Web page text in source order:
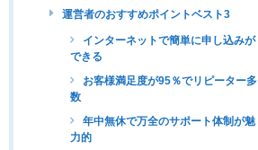
運営者のおすすめポイントベスト3
インターネットで簡単に申し込みが
できる
お客様満足度が95％でリピーター多
数
年中無休で万全のサポート体制が魅
力的